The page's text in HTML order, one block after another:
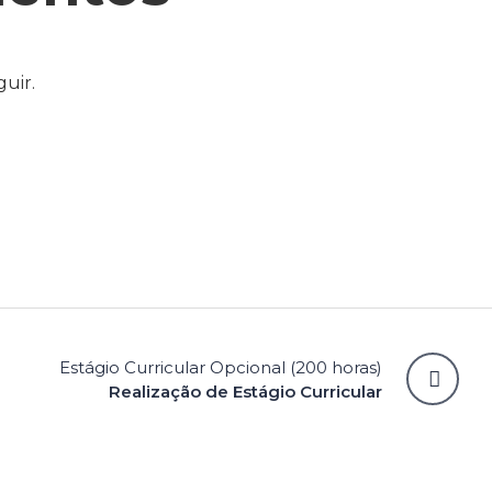
Estágio Curricular Opcional (200 horas)
Realização de Estágio Curricular